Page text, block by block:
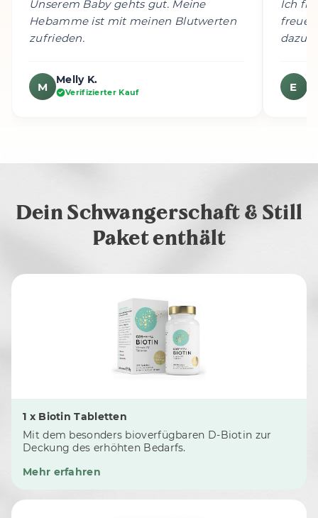
Unserem Baby gehts gut. Meine
Hebamme ist mit meinen Blutwerten
zufrieden.
M
Melly K.
Verifizierter Kauf
Ich
freue
dazu
E
Dein Schwangerschaft & Still
Paket enthält
1 x Biotin Tabletten
Mit dem besonders bioverfügbaren D-Biotin zur
Deckung des erhöhten Bedarfs.
Mehr erfahren